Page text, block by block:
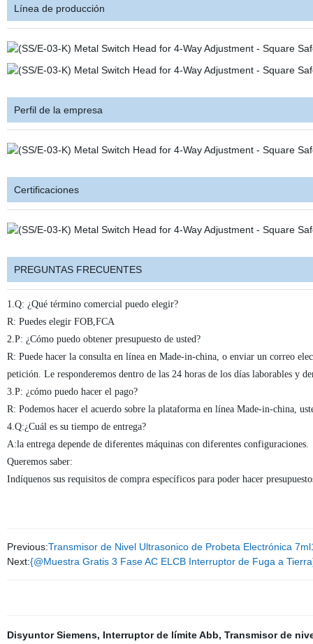
Línea de producción
Perfil de la empresa
Certificaciones
PREGUNTAS FRECUENTES
1.Q: ¿Qué término comercial puedo elegir?
R: Puedes elegir FOB,FCA
2.P: ¿Cómo puedo obtener presupuesto de usted?
R: Puede hacer la consulta en línea en Made-in-china, o enviar un correo
petición. Le responderemos dentro de las 24 horas de los días laborables y
3.P: ¿cómo puedo hacer el pago?
R: Podemos hacer el acuerdo sobre la plataforma en línea Made-in-china,
4.Q:¿Cuál es su tiempo de entrega?
A:la entrega depende de diferentes máquinas con diferentes
Queremos saber:
Indíquenos sus requisitos de compra específicos para poder hacer
Previous:Transmisor de Nivel Ultrasonico de Probeta Electrónica
Next:{@Muestra Gratis 3 Fase AC ELCB Interruptor de Fuga a
Disyuntor Siemens, Interruptor de límite Abb, Transmisor de